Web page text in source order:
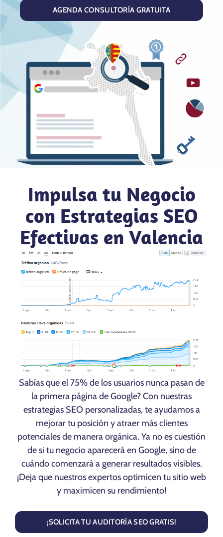
AGENDA CONSULTORÍA GRATUITA
Impulsa tu Negocio
con Estrategias SEO
Efectivas en Valencia
Sabías que el 75% de los usuarios nunca pasan de
la primera página de Google? Con nuestras
estrategias SEO personalizadas, te ayudamos a
mejorar tu posición y atraer más clientes
potenciales de manera orgánica. Ya no es cuestión
de si tu negocio aparecerá en Google, sino de
cuándo comenzará a generar resultados visibles.
¡Deja que nuestros expertos optimicen tu sitio web
y maximicen su rendimiento!
¡SOLICITA TU AUDITORÍA SEO GRATIS!